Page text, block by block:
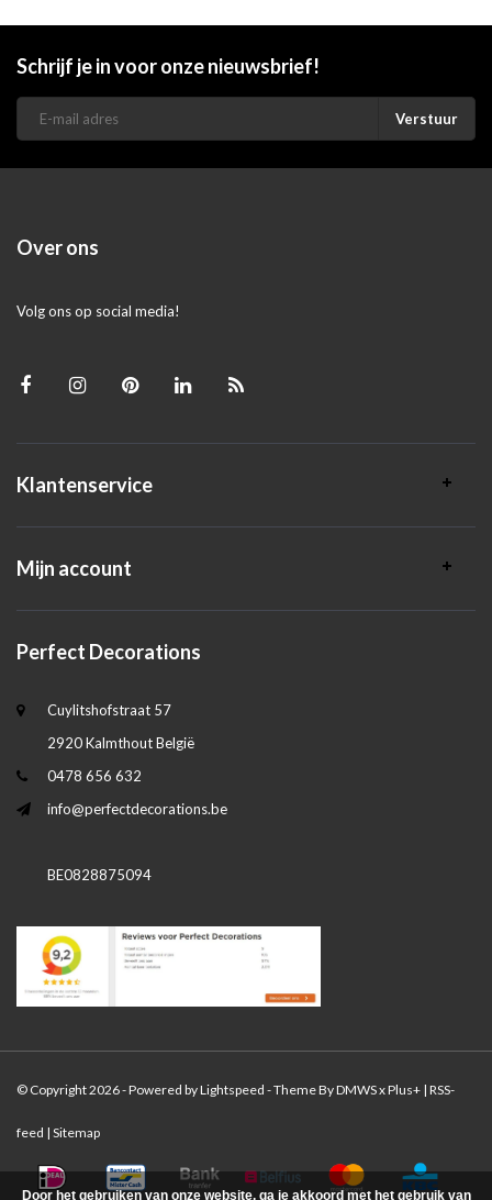
Schrijf je in voor onze nieuwsbrief!
Verstuur
Over ons
Volg ons op social media!
Klantenservice
Mijn account
Perfect Decorations
Cuylitshofstraat 57
2920 Kalmthout België
0478 656 632
info@perfectdecorations.be
BE0828875094
© Copyright 2026 - Powered byLightspeed - Theme ByDMWSxPlus+ | RSS-
feed | Sitemap
Door het gebruiken van onze website, ga je akkoord met het gebruik van